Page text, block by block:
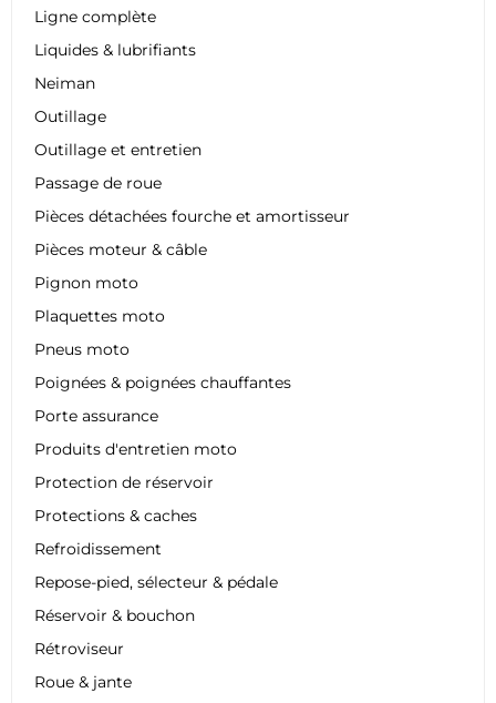
Ligne complète
Liquides & lubrifiants
Neiman
Outillage
Outillage et entretien
Passage de roue
Pièces détachées fourche et amortisseur
Pièces moteur & câble
Pignon moto
Plaquettes moto
Pneus moto
Poignées & poignées chauffantes
Porte assurance
Produits d'entretien moto
Protection de réservoir
Protections & caches
Refroidissement
Repose-pied, sélecteur & pédale
Réservoir & bouchon
Rétroviseur
Roue & jante